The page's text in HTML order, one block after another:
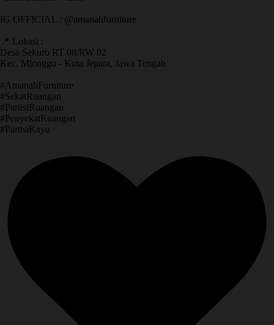
IG OFFICIAL : @amanahfurniture
📍 Lokasi :
Desa Sekuro RT 08/RW 02
Kec. Mlonggo - Kota Jepara, Jawa Tengah
​#AmanahFurniture
​#SekatRuangan
​#PartisiRuangan
​#PenyekatRuangan
​#PartisiKayu